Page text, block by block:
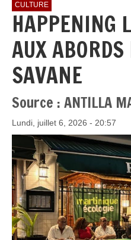
CULTURE
HAPPENING
AUX
SAVANE
Source : ANTILLA
Lundi, juillet 6, 2026 - 20:57